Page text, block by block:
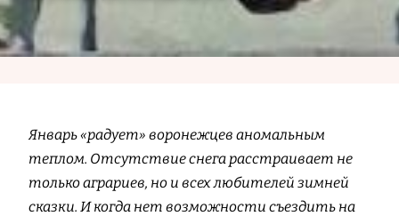
Январь «радует» воронежцев аномальным
теплом. Отсутствие снега расстраивает не
только аграриев, но и всех любителей зимней
сказки. И когда нет возможности съездить на